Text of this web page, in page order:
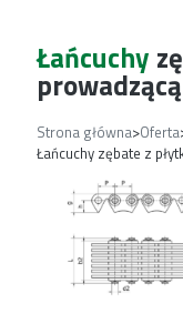
Łańcuchy
prowadzącą
Strona główna>Oferta
Łańcuchy zębate z